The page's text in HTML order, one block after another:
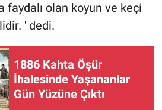
faydalı olan koyun ve keçi
' dedi.
1886 Kahta Öşür
İhalesinde Yaşananlar
Gün Yüzüne Çıktı